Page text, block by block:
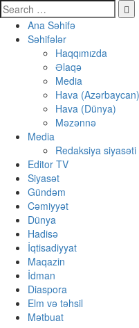
Ana Səhifə
Səhifələr
Haqqımızda
Əlaqə
Media
Hava (Azərbaycan)
Hava (Dünya)
Məzənnə
Media
Redaksiya siyasəti
Editor TV
Siyasət
Gündəm
Cəmiyyət
Dünya
Hadisə
İqtisadiyyat
Maqazin
İdman
Diaspora
Elm və təhsil
Mətbuat